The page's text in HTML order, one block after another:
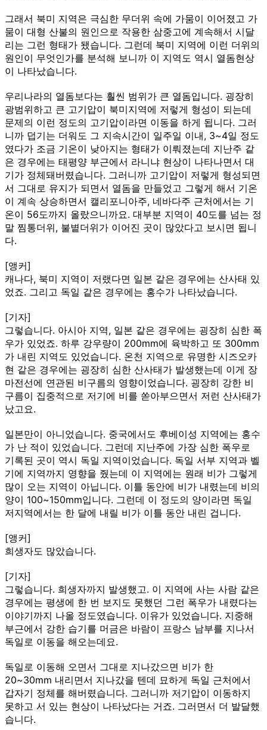
그래서 북미 지역은 극심한 무더위 속에 가뭄이 이어졌고 가
뭄이 대형 산불의 원인으로 작용한 삼중고에 계속해서 시달
리는 그런 형태가 됐습니다. 그런데 북미 지역에 이런 더위의
원인이 무엇인가를 분석해 보니까 이 지역도 역시 열돔현상
이 나타났습니다.
우리나라의 열돔보다는 훨씬 범위가 큰 열돔입니다. 굉장히
광범위하고 큰 고기압이 북미지역에 저렇게 형성이 되는데
문제의 이런 정도의 고기압이라면 이동을 하게 됩니다. 그러
니까 덥기는 더워도 그 지속시간이 일주일 이내, 3~4일 정도
였다가 조금 기온이 낮아지는 형태가 이뤄졌는데 지난주 같
은 경우에는 태평양 부근에서 라니냐 현상이 나타나면서 대
기가 정체돼버렸습니다. 그러니까 고기압이 저렇게 형성되면
서 그대로 유지가 되면서 열돔을 만들었고 그렇게 해서 기온
이 계속 상승하면서 캘리포니아주, 네바다주 근처에서는 기
온이 56도까지 올랐으니까요. 대부분 지역이 40도를 넘는 정
말 찜통더위, 불볕더위가 이어진 곳이 많았다고 보시면 됩니
다.
[앵커]
캐나다, 북미 지역이 저랬다면 일본 같은 경우에는 산사태 있
었죠. 그리고 독일 같은 경우에는 홍수가 나타났습니다.
[기자]
그렇습니다. 아시아 지역, 일본 같은 경우에는 굉장히 심한 폭
우가 있었죠. 하루 강우량이 200mm에 육박하고 또 300mm
가 내린 지역도 있었습니다. 온천 지역으로 유명한 시즈오카
현 같은 경우에는 굉장히 심한 산사태가 발생했는데 이게 장
마전선에 연관된 비구름의 영향이었습니다. 굉장히 강한 비
구름이 집중적으로 저기에 비를 쏟아부으면서 저런 산사태가
났고요.
일본만이 아니었습니다. 중국에서도 후베이성 지역에는 홍수
가 난 적이 있었습니다. 그런데 지난주에 가장 심한 폭우로
기록된 곳이 역시 독일 지역이었습니다. 독일 서부 지역과 벨
기에 지역까지 영향을 줬는데 이 지역에는 원래 비가 그렇게
많이 오는 지역이 아닙니다. 이틀 동안에 비가 내렸는데 비의
양이 100~150mm입니다. 그런데 이 정도의 양이라면 독일
저지역에서는 한 달에 내릴 비가 이틀 동안 내린 겁니다.
[앵커]
희생자도 많았습니다.
[기자]
그렇습니다. 희생자까지 발생했고. 이 지역에 사는 사람 같은
경우에는 평생에 한 번 보지도 못했던 그런 폭우가 내렸다는
이야기까지 나올 정도였습니다. 이유가 있었습니다. 지중해
부근에서 강한 습기를 머금은 바람이 프랑스 남부를 지나서
독일로 이동을 해오는데요.
독일로 이동해 오면서 그대로 지나갔으면 비가 한
20~30mm 내리면서 지나갔을 텐데 묘하게 독일 근처에서
갑자기 정체를 해버렸습니다. 그러니까 저기압이 이동하지
못하고 서 있는 현상이 나타났다는 거죠. 그러면서 더 발달했
습니다.